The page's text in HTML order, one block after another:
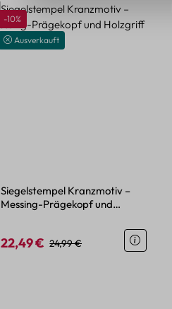
Rabatt
-10%
Ausverkauft
Siegelstempel Kranzmotiv –
Messing-Prägekopf und
Verkaufspreis:
22,49 € Regulärer Preis:
24,99 €